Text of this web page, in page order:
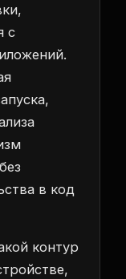
с
в код
контур